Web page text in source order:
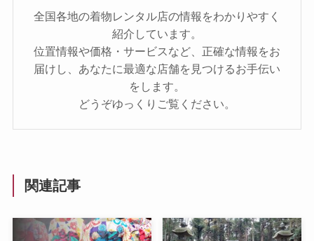
全国各地の着物レンタル店の情報をわかりやすく
紹介しています。
位置情報や価格・サービスなど、正確な情報をお
届けし、あなたに最適な店舗を見つけるお手伝い
をします。
どうぞゆっくりご覧ください。
関連記事